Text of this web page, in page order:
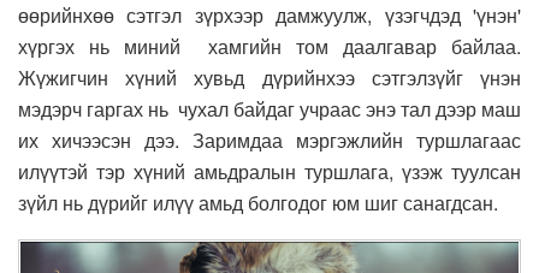
өөрийнхөө сэтгэл зүрхээр дамжуулж, үзэгчдэд 'үнэн'
хүргэх нь миний хамгийн том даалгавар байлаа.
Жүжигчин хүний хувьд дүрийнхээ сэтгэлзүйг үнэн
мэдэрч гаргах нь чухал байдаг учраас энэ тал дээр маш
их хичээсэн дээ. Заримдаа мэргэжлийн туршлагаас
илүүтэй тэр хүний амьдралын туршлага, үзэж туулсан
зүйл нь дүрийг илүү амьд болгодог юм шиг санагдсан.